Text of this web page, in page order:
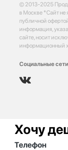
© 2013-2025
в Москве *Сайт не
публичной
информация,
сайте, носит
информационный
Социальные
Хочу
Телефон